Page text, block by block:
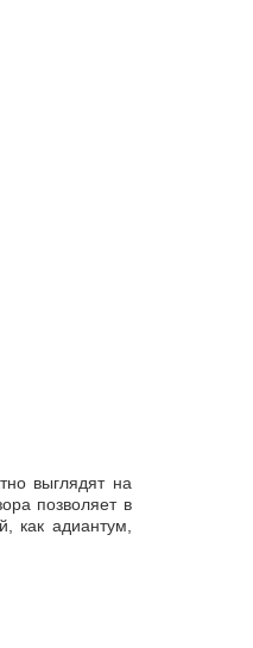
выглядят на
позволяет в
как адиантум,